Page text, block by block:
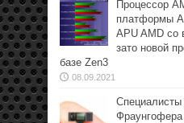
Процессор
платформы
APU AMD со
зато новой
базе Zen3
08.09.2021
Специалисты
Фраунгофера